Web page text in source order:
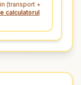
(transport +
calculatorul